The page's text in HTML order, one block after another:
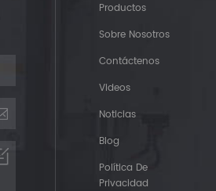
Productos
Sobre Nosotros
Contáctenos
Videos
Noticias
Blog
Política De
Privacidad